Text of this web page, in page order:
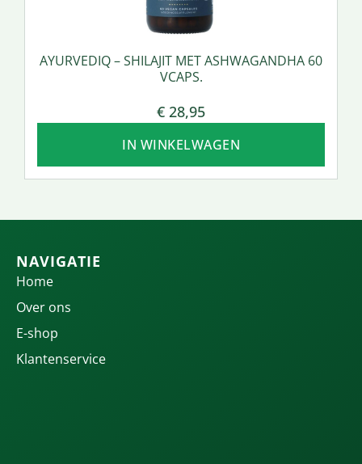
AYURVEDIQ – SHILAJIT MET ASHWAGANDHA 60
VCAPS.
€ 28,95
IN WINKELWAGEN
NAVIGATIE
Home
Over ons
E-shop
Klantenservice